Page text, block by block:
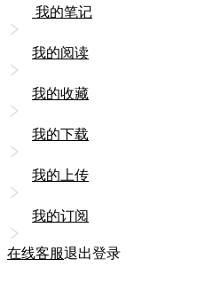
我的笔记
我的阅读
我的收藏
我的下载
我的上传
我的订阅
在线客服退出登录